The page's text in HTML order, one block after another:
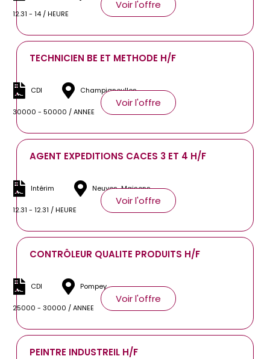
12.31 - 14 / HEURE
Voir l'offre
TECHNICIEN BE ET METHODE H/F
CDI Champigneulles
30000 - 50000 / ANNEE
Voir l'offre
AGENT EXPEDITIONS CACES 3 ET 4 H/F
Intérim Neuves-Maisons
12.31 - 12.31 / HEURE
Voir l'offre
CONTRÔLEUR QUALITE PRODUITS H/F
CDI Pompey
25000 - 30000 / ANNEE
Voir l'offre
PEINTRE INDUSTREIL H/F